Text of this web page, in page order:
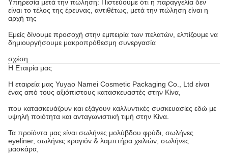
Υπηρεσία μετά την πώληση: Πιστεύουμε ότι η παραγγελία δεν
είναι το τέλος της έρευνας, αντιθέτως, μετά την πώληση είναι η
αρχή της
Εμείς δίνουμε προσοχή στην εμπειρία των πελατών, ελπίζουμε να
δημιουργήσουμε μακροπρόθεσμη συνεργασία
σχέση.
Η Εταιρία μας
Η εταιρεία μας Yuyao Namei Cosmetic Packaging Co., Ltd είναι
ένας από τους αξιόπιστους κατασκευαστές στην Κίνα,
που κατασκευάζουν και εξάγουν καλλυντικές συσκευασίες εδώ με
υψηλή ποιότητα και ανταγωνιστική τιμή στην Κίνα.
Τα προϊόντα μας είναι σωλήνες μολύβδου φρύδι, σωλήνες
eyeliner, σωλήνες κραγιόν & λαμπτήρα χειλιών, σωλήνες
μασκάρα,